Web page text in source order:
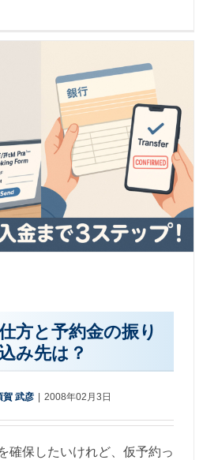
方と予約金の振り
み先は？
賀 武彦 | 2008年02月3日
確保したいけれど、仮予約っ